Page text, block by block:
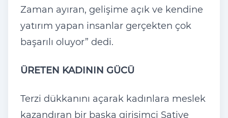
Zaman ayıran, gelişime açık ve kendine
yatırım yapan insanlar gerçekten çok
başarılı oluyor” dedi.
ÜRETEN KADININ GÜCÜ
Terzi dükkanını açarak kadınlara meslek
kazandıran bir başka girişimci Satiye